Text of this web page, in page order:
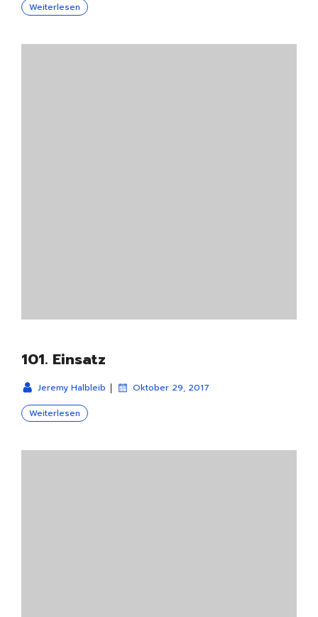
Weiterlesen
101. Einsatz
Jeremy Halbleib | Oktober 29, 2017
Weiterlesen